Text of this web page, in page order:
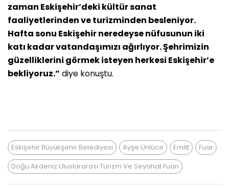
zaman Eskişehir’deki kültür sanat
faaliyetlerinden ve turizminden besleniyor.
Hafta sonu Eskişehir neredeyse nüfusunun iki
katı kadar vatandaşımızı ağırlıyor. Şehrimizin
güzelliklerini görmek isteyen herkesi Eskişehir’e
bekliyoruz.” diye konuştu.
Eskişehir Büyükşehir Belediyesi Ayşe Ünlüce Emitt
Fuar
Doğu Akdeniz Uluslararası Turizm Ve Seyahat Fuarı